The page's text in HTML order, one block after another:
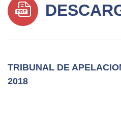
TRIBUNAL DE
2018